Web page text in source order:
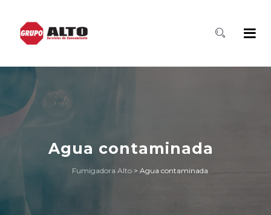
Agua contaminada
Fumigadora Alto > Agua contaminada